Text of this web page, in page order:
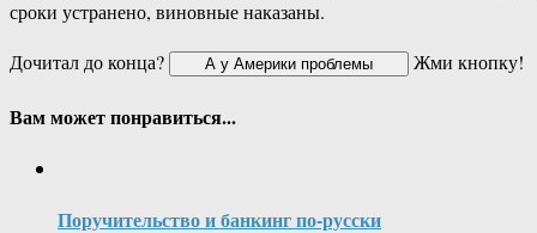
сроки устранено, виновные наказаны.
Дочитал до конца?
Жми кнопку!
Вам может понравиться...
Поручительство и банкинг по-русски